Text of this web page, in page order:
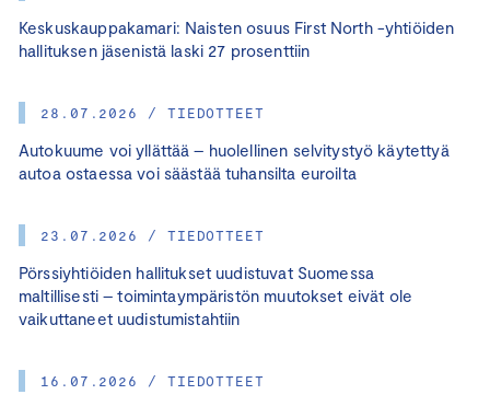
Keskuskauppakamari: Naisten osuus First North -yhtiöiden
hallituksen jäsenistä laski 27 prosenttiin
28.07.2026 / TIEDOTTEET
Autokuume voi yllättää – huolellinen selvitystyö käytettyä
autoa ostaessa voi säästää tuhansilta euroilta
23.07.2026 / TIEDOTTEET
Pörssiyhtiöiden hallitukset uudistuvat Suomessa
maltillisesti – toimintaympäristön muutokset eivät ole
vaikuttaneet uudistumistahtiin
16.07.2026 / TIEDOTTEET